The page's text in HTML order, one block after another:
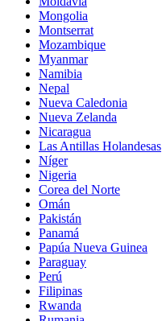
Mongolia
Montserrat
Mozambique
Myanmar
Namibia
Nepal
Nueva Caledonia
Nueva Zelanda
Nicaragua
Las Antillas Holandesas
Níger
Nigeria
Corea del Norte
Omán
Pakistán
Panamá
Papúa Nueva Guinea
Paraguay
Perú
Filipinas
Rwanda